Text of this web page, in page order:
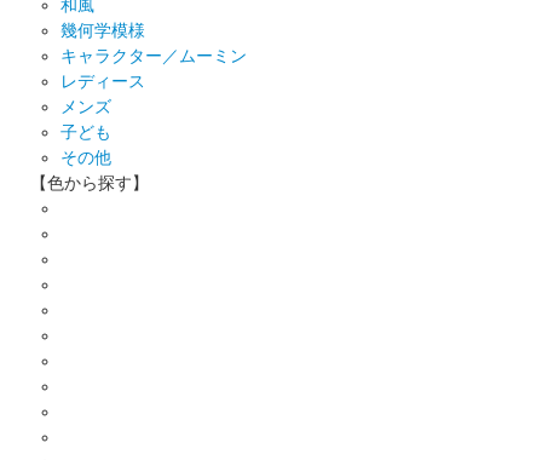
和風
幾何学模様
キャラクター／ムーミン
レディース
メンズ
子ども
その他
【色から探す】